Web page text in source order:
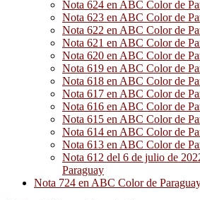
Nota 624 en ABC Color de
Nota 623 en ABC Color de
Nota 622 en ABC Color de
Nota 621 en ABC Color de
Nota 620 en ABC Color de
Nota 619 en ABC Color de
Nota 618 en ABC Color de
Nota 617 en ABC Color de
Nota 616 en ABC Color de
Nota 615 en ABC Color de
Nota 614 en ABC Color de
Nota 613 en ABC Color de
Nota 612 del 6 de julio de
Paraguay
Nota 724 en ABC Color de